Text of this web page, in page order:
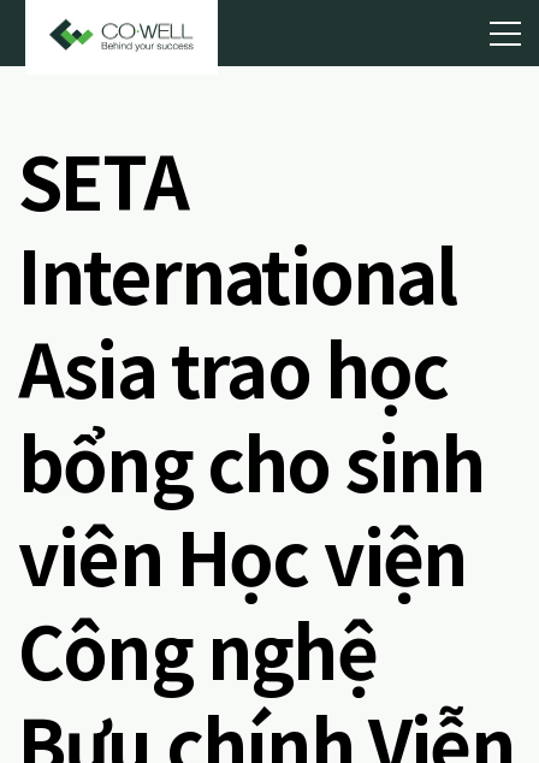
SETA
International
Asia trao học
bổng cho sinh
viên Học viện
Công nghệ
Bưu chính Viễn